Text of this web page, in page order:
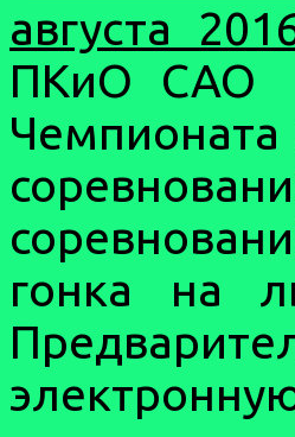
августа
ПКиО САО
Чемпионата
гонка на